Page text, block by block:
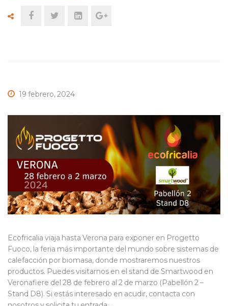
19 febrero, 2024
Ecofricalia viaja hasta Verona para exponer en Progetto
Fuoco, la feria más importante del mundo sobre sistemas de
calefacción por biomasa, donde mostraremos nuestros
productos. Puedes visitarnos en el stand de Smartwood en
Veronafiere del 28 de febrero al 2 de marzo (Pabellón 2 –
Stand D8). Si estás interesado en acudir, contacta con